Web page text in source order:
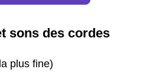
sons des cordes
plus fine)